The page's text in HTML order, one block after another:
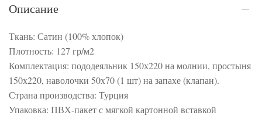
Описание
Ткань: Сатин (100% хлопок)
Плотность: 127 гр/м2
Комплектация: пододеяльник 150х220 на молнии, простыня
150х220, наволочки 50х70 (1 шт) на запахе (клапан).
Страна производства: Турция
Упаковка: ПВХ-пакет с мягкой картонной вставкой